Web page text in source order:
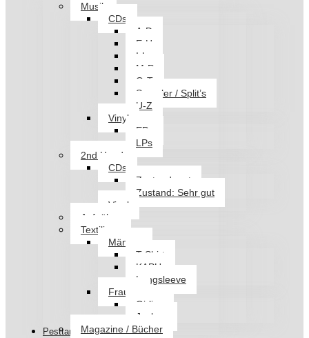
Musik
CDs
A-D
E-H
I-L
M-P
Q-T
Sampler / Split’s
U-Z
Vinyl
EPs
LPs
2nd Hand
CDs
Zustand: gut
Zustand: Sehr gut
Vinyl
Aufnäher
Textilien
Männer
T-Shirt
KAPU
Longsleeve
Frauen
Girlies
Jacken
Magazine / Bücher
Pesttanz